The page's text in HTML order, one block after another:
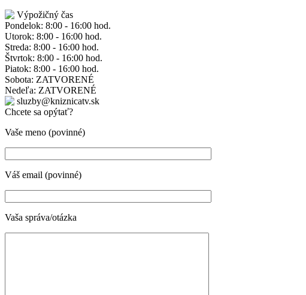
Výpožičný čas
Pondelok: 8:00 - 16:00 hod.
Utorok: 8:00 - 16:00 hod.
Streda: 8:00 - 16:00 hod.
Štvrtok: 8:00 - 16:00 hod.
Piatok: 8:00 - 16:00 hod.
Sobota: ZATVORENÉ
Nedeľa: ZATVORENÉ
sluzby@kniznicatv.sk
Chcete sa opýtať?
Vaše meno (povinné)
Váš email (povinné)
Vaša správa/otázka